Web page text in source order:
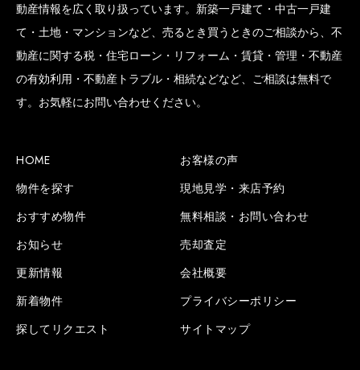
動産情報を広く取り扱っています。新築一戸建て・中古一戸建
て・土地・マンションなど、売るとき買うときのご相談から、不
動産に関する税・住宅ローン・リフォーム・賃貸・管理・不動産
の有効利用・不動産トラブル・相続などなど、ご相談は無料で
す。お気軽にお問い合わせください。
HOME
物件を探す
おすすめ物件
お知らせ
更新情報
新着物件
探してリクエスト
お客様の声
現地見学・来店予約
無料相談・お問い合わせ
売却査定
会社概要
プライバシーポリシー
サイトマップ